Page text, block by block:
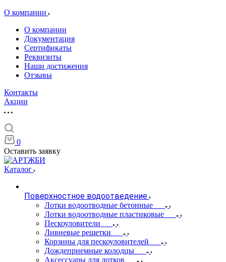
О компании
О компании
Документация
Сертификаты
Реквизиты
Наши достижения
Отзывы
Контакты
Акции
0
Оставить заявку
Каталог
Поверхностное водоотведение
Лотки водоотводные бетонные
Лотки водоотводные пластиковые
Пескоуловители
Ливневые решетки
Корзины для пескоуловителей
Дождеприемные колодцы
Аксессуары для лотков